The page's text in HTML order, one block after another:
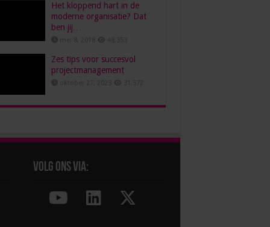
Het kloppend hart in de
moderne organisatie? Dat
ben jij…
Zes tips voor succesvol
projectmanagement
Volg ons via: